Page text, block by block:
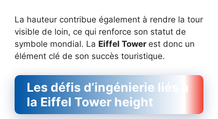
La hauteur contribue également à rendre la tour
visible de loin, ce qui renforce son statut de
symbole mondial. La Eiffel Tower est donc un
élément clé de son succès touristique.
Les défis d’ingénierie liés à
la Eiffel Tower height